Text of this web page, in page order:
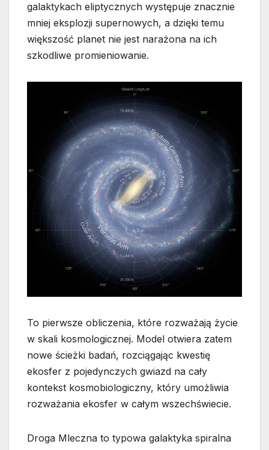
galaktykach eliptycznych występuje znacznie
mniej eksplozji supernowych, a dzięki temu
większość planet nie jest narażona na ich
szkodliwe promieniowanie.
To pierwsze obliczenia, które rozważają życie
w skali kosmologicznej. Model otwiera zatem
nowe ścieżki badań, rozciągając kwestię
ekosfer z pojedynczych gwiazd na cały
kontekst kosmobiologiczny, który umożliwia
rozważania ekosfer w całym wszechświecie.
Droga Mleczna to typowa galaktyka spiralna